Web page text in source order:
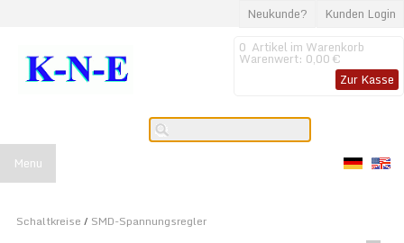
Kunden Login
Neukunde?
0 Artikel im Warenkorb
Warenwert: 0,00 €
Zur Kasse
Menu
Schaltkreise / SMD-Spannungsregler